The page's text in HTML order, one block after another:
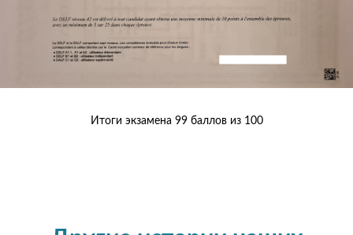
Итоги экзамена 99 баллов из 100